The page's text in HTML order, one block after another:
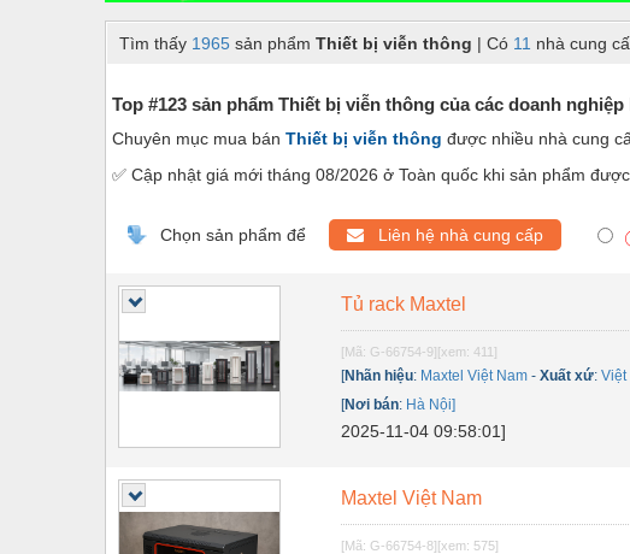
Điện công nghiệp
Điện gia dụng
Điện Lạnh
Đóng tàu Thiết bị
Đúc chính xác Thiết bị
Dụng cụ cắt gọt
Dụng cụ điện
Gỗ - Trang thiết bị
Hàn cắt - Thiết bị
Hóa chất-Trang thiết bị
Tìm thấy 1965 sản phẩm Thiết bị viễn thông | Có 11 nhà cung
Top #123 sản phẩm Thiết bị viễn thông của các doanh
Chuyên mục mua bán Thiết bị viễn thông được nhiều nhà cung
✅ Cập nhật giá mới tháng 08/2026 ở Toàn quốc khi sản phẩm
Chọn sản phẩm để Liên hệ nhà cung cấp
Tủ rack Maxtel
[Mã: G-66754-9][xem: 411]
[Nhãn hiệu: Maxtel Việt Nam -Xuất xứ:Việt
[Nơi bán: Hà Nội]
2025-11-04 09:58:01]
Maxtel Việt Nam
[Mã: G-66754-8][xem: 575]